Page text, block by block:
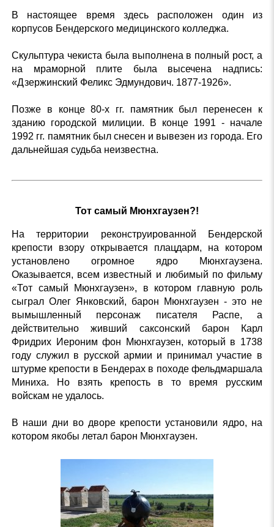
В настоящее время здесь расположен один из
корпусов Бендерского медицинского колледжа.
Скульптура чекиста была выполнена в полный рост, а
на мраморной плите была высечена надпись:
«Дзержинский Феликс Эдмундович. 1877-1926».
Позже в конце 80-х гг. памятник был перенесен к
зданию городской милиции. В конце 1991 - начале
1992 гг. памятник был снесен и вывезен из города. Его
дальнейшая судьба неизвестна.
Тот самый Мюнхгаузен?!
На территории реконструированной Бендерской
крепости взору открывается плацдарм, на котором
установлено огромное ядро Мюнхгаузена.
Оказывается, всем известный и любимый по фильму
«Тот самый Мюнхгаузен», в котором главную роль
сыграл Олег Янковский, барон Мюнхгаузен - это не
вымышленный персонаж писателя Распе, а
действительно живший саксонский барон Карл
Фридрих Иероним фон Мюнхгаузен, который в 1738
году служил в русской армии и принимал участие в
штурме крепости в Бендерах в походе фельдмаршала
Миниха. Но взять крепость в то время русским
войскам не удалось.
В наши дни во дворе крепости установили ядро, на
котором якобы летал барон Мюнхгаузен.